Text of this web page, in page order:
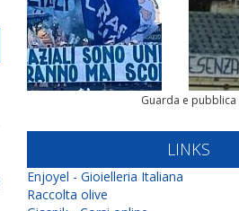
Guarda e pubblica
LINKS
Enjoyel - Gioielleria Italiana
Raccolta olive